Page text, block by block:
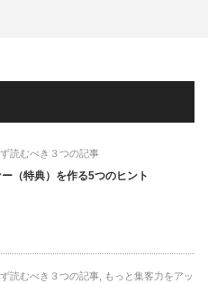
ず読むべき３つの記事
（特典）を作る5つのヒント
ず読むべき３つの記事,
もっと集客力をアッ